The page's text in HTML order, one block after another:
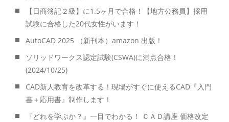
【日商簿記２級】に1.5ヶ月で合格！【地方公務員】採用
試験に合格した20代女性がいます！
AutoCAD 2025 （新刊本）amazon 出版！
ソリッドワークス認定試験(CSWA)に満点合格！
(2024/10/25)
CAD新人教育を改革する！現場がすぐに使えるCAD『入門
書＋応用書』制作します！
『どれを学ぶか？』一目でわかる！ ＣＡＤ講座 価格改定